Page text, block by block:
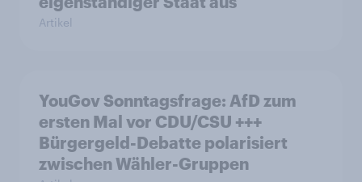
Artikel
YouGov Sonntagsfrage: AfD zum
ersten Mal vor CDU/CSU +++
Bürgergeld-Debatte polarisiert
zwischen Wähler-Gruppen